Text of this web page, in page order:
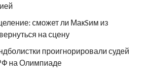
сможет ли МакSим из
на сцену
проигнорировали судей
на Олимпиаде